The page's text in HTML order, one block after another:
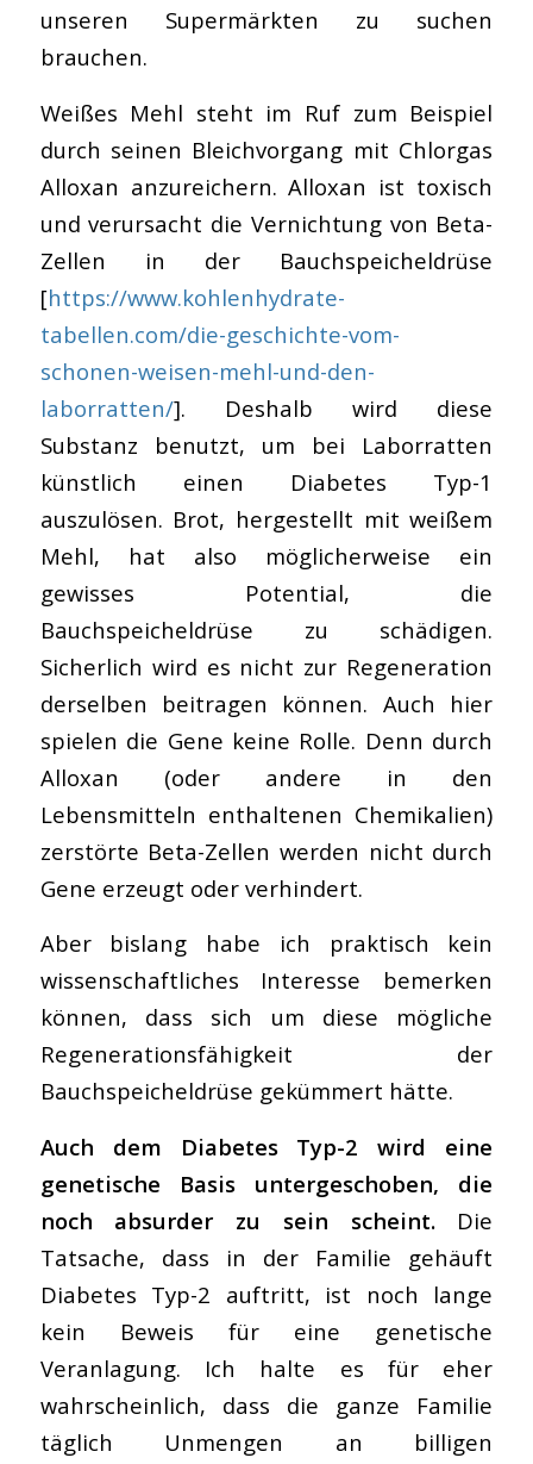
unseren Supermärkten zu suchen
brauchen.
Weißes Mehl steht im Ruf zum Beispiel
durch seinen Bleichvorgang mit Chlorgas
Alloxan anzureichern. Alloxan ist toxisch
und verursacht die Vernichtung von Beta-
Zellen in der Bauchspeicheldrüse
[https://www.kohlenhydrate-
tabellen.com/die-geschichte-vom-
schonen-weisen-mehl-und-den-
laborratten/]. Deshalb wird diese
Substanz benutzt, um bei Laborratten
künstlich einen Diabetes Typ-1
auszulösen. Brot, hergestellt mit weißem
Mehl, hat also möglicherweise ein
gewisses Potential, die
Bauchspeicheldrüse zu schädigen.
Sicherlich wird es nicht zur Regeneration
derselben beitragen können. Auch hier
spielen die Gene keine Rolle. Denn durch
Alloxan (oder andere in den
Lebensmitteln enthaltenen Chemikalien)
zerstörte Beta-Zellen werden nicht durch
Gene erzeugt oder verhindert.
Aber bislang habe ich praktisch kein
wissenschaftliches Interesse bemerken
können, dass sich um diese mögliche
Regenerationsfähigkeit der
Bauchspeicheldrüse gekümmert hätte.
Auch dem Diabetes Typ-2 wird eine
genetische Basis untergeschoben, die
noch absurder zu sein scheint.Die
Tatsache, dass in der Familie gehäuft
Diabetes Typ-2 auftritt, ist noch lange
kein Beweis für eine genetische
Veranlagung. Ich halte es für eher
wahrscheinlich, dass die ganze Familie
täglich Unmengen an billigen